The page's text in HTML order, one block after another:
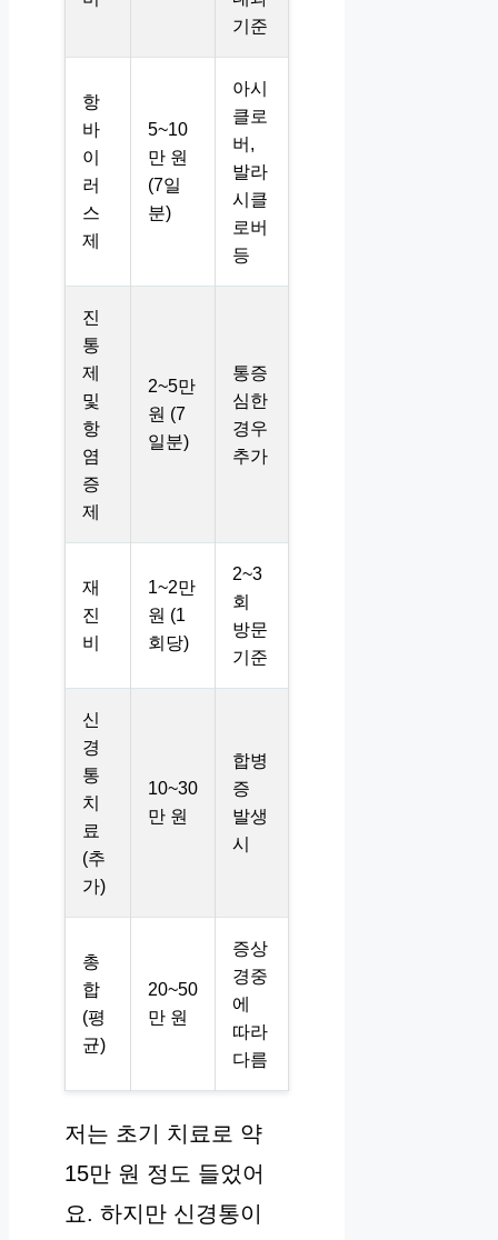
기준
항
바
이
러
스
제
5~10
만 원
(7일
분)
아시
클로
버,
발라
시클
로버
등
진
통
제
및
항
염
증
제
2~5만
원 (7
일분)
통증
심한
경우
추가
재
진
비
1~2만
원 (1
회당)
2~3
회
방문
기준
신
경
통
치
료
(추
가)
10~30
만 원
합병
증
발생
시
총
합
(평
균)
20~50
만 원
증상
경중
에
따라
다름
저는 초기 치료로 약
15만 원 정도 들었어
요. 하지만 신경통이